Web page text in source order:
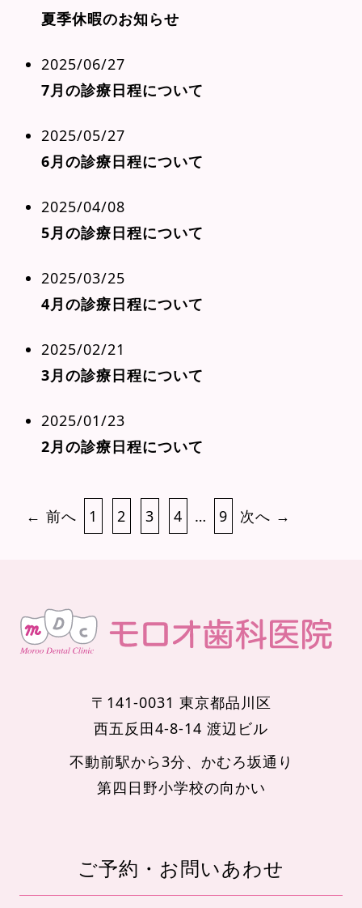
夏季休暇のお知らせ
2025/06/27
7月の診療日程について
2025/05/27
6月の診療日程について
2025/04/08
5月の診療日程について
2025/03/25
4月の診療日程について
2025/02/21
3月の診療日程について
2025/01/23
2月の診療日程について
ジ
送
← 前へ 1 2 3 4 … 9 次へ →
〒141-0031 東京都品川区
西五反田4-8-14 渡辺ビル
不動前駅から3分、かむろ坂通り
第四日野小学校の向かい
ご予約・お問いあわせ